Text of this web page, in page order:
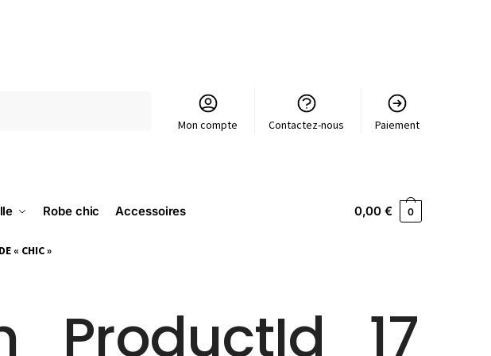
Mon compte Contactez-nous Paiement
Robe chic Accessoires 0,00€ 0
« CHIC »